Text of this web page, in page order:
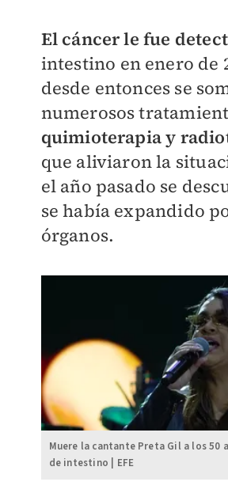
El cáncer le fue
intestino en enero de
desde entonces se
numerosos
quimioterapia y
que aliviaron la
el año pasado se
se había expandido
órganos.
Muere la cantante Preta Gil a los 50
de intestino | EFE